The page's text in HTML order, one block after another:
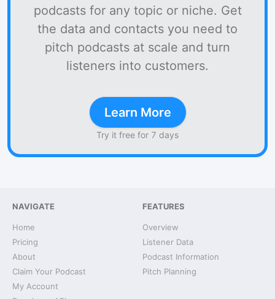
podcasts for any topic or niche. Get
the data and contacts you need to
pitch podcasts at scale and turn
listeners into customers.
Learn More
Try it free for 7 days
NAVIGATE
Home
Pricing
About
Claim Your Podcast
My Account
FEATURES
Overview
Listener Data
Podcast Information
Pitch Planning